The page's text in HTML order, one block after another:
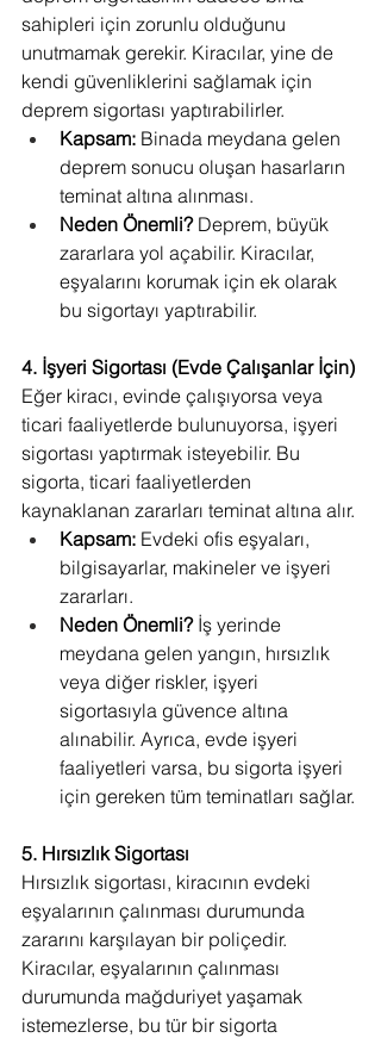
sahipleri için zorunlu olduğunu
unutmamak gerekir. Kiracılar, yine de
kendi güvenliklerini sağlamak için
deprem sigortası yaptırabilirler.
Kapsam: Binada meydana gelen
deprem sonucu oluşan hasarların
teminat altına alınması.
Neden Önemli? Deprem, büyük
zararlara yol açabilir. Kiracılar,
eşyalarını korumak için ek olarak
bu sigortayı yaptırabilir.
4. İşyeri Sigortası (Evde Çalışanlar İçin)
Eğer kiracı, evinde çalışıyorsa veya
ticari faaliyetlerde bulunuyorsa, işyeri
sigortası yaptırmak isteyebilir. Bu
sigorta, ticari faaliyetlerden
kaynaklanan zararları teminat altına alır.
Kapsam: Evdeki ofis eşyaları,
bilgisayarlar, makineler ve işyeri
zararları.
Neden Önemli? İş yerinde
meydana gelen yangın, hırsızlık
veya diğer riskler, işyeri
sigortasıyla güvence altına
alınabilir. Ayrıca, evde işyeri
faaliyetleri varsa, bu sigorta işyeri
için gereken tüm teminatları sağlar.
5. Hırsızlık Sigortası
Hırsızlık sigortası, kiracının evdeki
eşyalarının çalınması durumunda
zararını karşılayan bir poliçedir.
Kiracılar, eşyalarının çalınması
durumunda mağduriyet yaşamak
istemezlerse, bu tür bir sigorta